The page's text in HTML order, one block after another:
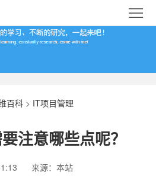
百科 > IT项目管理
注意哪些点呢？
来源：本站